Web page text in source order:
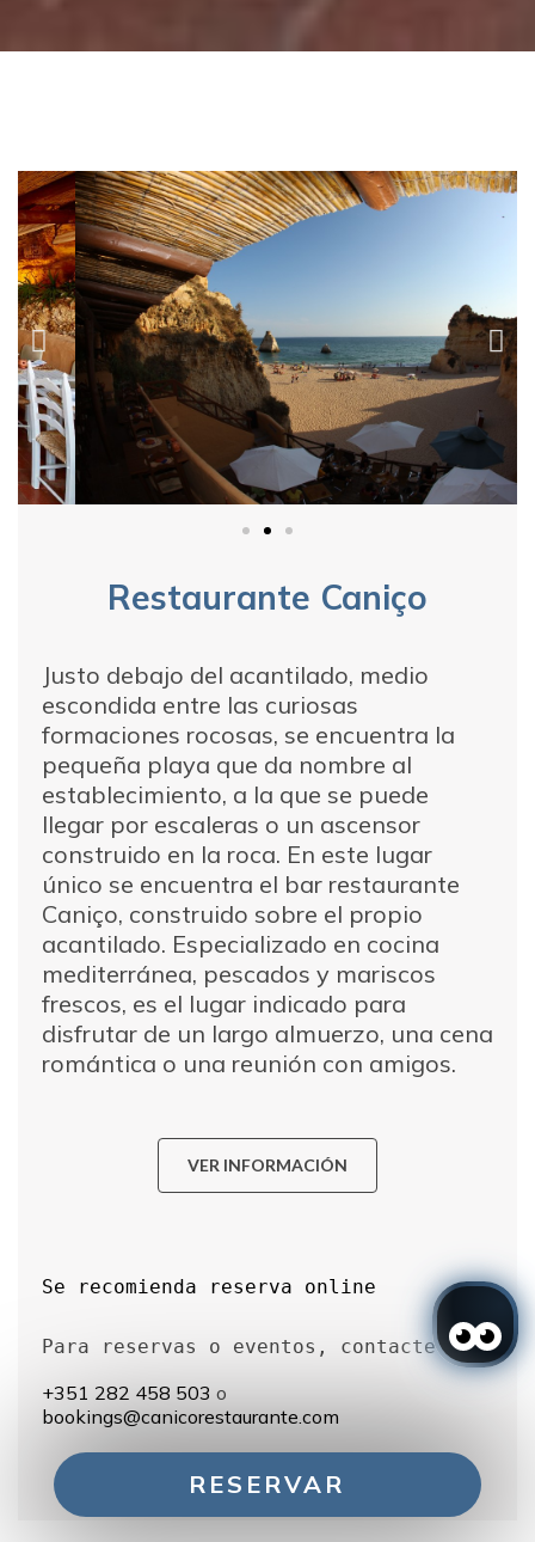
RESERVAR
Restaurante Caniço
Justo debajo del acantilado, medio
escondida entre las curiosas
formaciones rocosas, se encuentra la
pequeña playa que da nombre al
establecimiento, a la que se puede
llegar por escaleras o un ascensor
construido en la roca. En este lugar
único se encuentra el bar restaurante
Caniço, construido sobre el propio
acantilado. Especializado en cocina
mediterránea, pescados y mariscos
frescos, es el lugar indicado para
disfrutar de un largo almuerzo, una cena
romántica o una reunión con amigos.
VER INFORMACIÓN
Se recomienda reserva online
+351 282 458 503 o
bookings@canicorestaurante.com